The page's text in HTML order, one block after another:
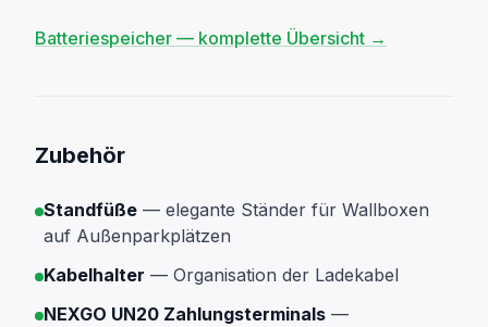
Batteriespeicher — komplette Übersicht →
Zubehör
Standfüße — elegante Ständer für Wallboxen
auf Außenparkplätzen
Kabelhalter — Organisation der Ladekabel
NEXGO UN20 Zahlungsterminals —